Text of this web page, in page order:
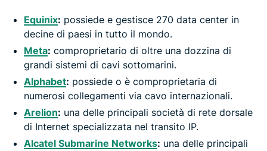
Equinix: possiede e gestisce 270 data center in
decine di paesi in tutto il mondo.
Meta: comproprietario di oltre una dozzina di
grandi sistemi di cavi sottomarini.
Alphabet: possiede o è comproprietaria di
numerosi collegamenti via cavo internazionali.
Arelion: una delle principali società di rete dorsale
di Internet specializzata nel transito IP.
Alcatel Submarine Networks: una delle principali